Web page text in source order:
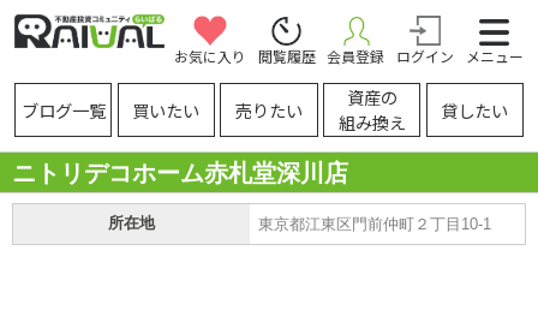
お気に入り 閲覧履歴 会員登録 ログイン メニュー
ブログ一覧 買いたい 売りたい
資産の
組み換え
貸したい
ニトリデコホーム赤札堂深川店
所在地 東京都江東区門前仲町２丁目10-1